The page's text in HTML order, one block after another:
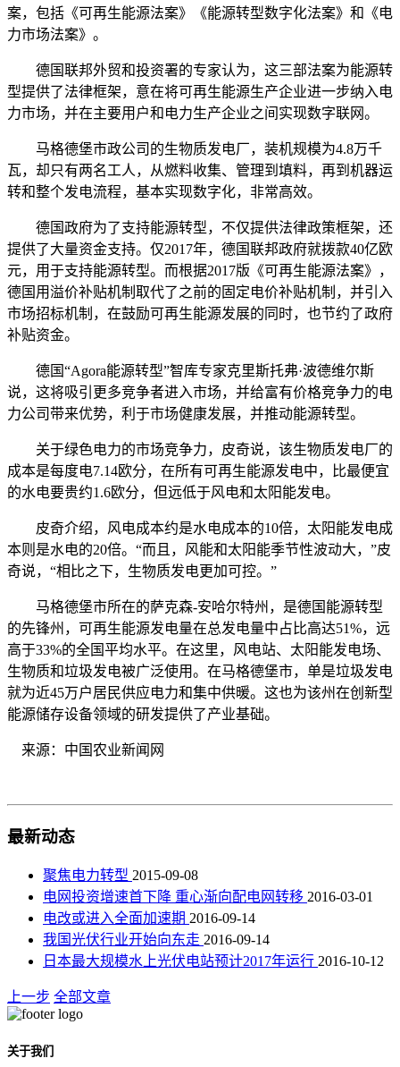
案，包括《可再生能源法案》《能源转型数字化法案》和《电
力市场法案》。
德国联邦外贸和投资署的专家认为，这三部法案为能源转
型提供了法律框架，意在将可再生能源生产企业进一步纳入电
力市场，并在主要用户和电力生产企业之间实现数字联网。
马格德堡市政公司的生物质发电厂，装机规模为4.8万千
瓦，却只有两名工人，从燃料收集、管理到填料，再到机器运
转和整个发电流程，基本实现数字化，非常高效。
德国政府为了支持能源转型，不仅提供法律政策框架，还
提供了大量资金支持。仅2017年，德国联邦政府就拨款40亿欧
元，用于支持能源转型。而根据2017版《可再生能源法案》，
德国用溢价补贴机制取代了之前的固定电价补贴机制，并引入
市场招标机制，在鼓励可再生能源发展的同时，也节约了政府
补贴资金。
德国“Agora能源转型”智库专家克里斯托弗·波德维尔斯
说，这将吸引更多竞争者进入市场，并给富有价格竞争力的电
力公司带来优势，利于市场健康发展，并推动能源转型。
关于绿色电力的市场竞争力，皮奇说，该生物质发电厂的
成本是每度电7.14欧分，在所有可再生能源发电中，比最便宜
的水电要贵约1.6欧分，但远低于风电和太阳能发电。
皮奇介绍，风电成本约是水电成本的10倍，太阳能发电成
本则是水电的20倍。“而且，风能和太阳能季节性波动大，”皮
奇说，“相比之下，生物质发电更加可控。”
马格德堡市所在的萨克森-安哈尔特州，是德国能源转型
的先锋州，可再生能源发电量在总发电量中占比高达51%，远
高于33%的全国平均水平。在这里，风电站、太阳能发电场、
生物质和垃圾发电被广泛使用。在马格德堡市，单是垃圾发电
就为近45万户居民供应电力和集中供暖。这也为该州在创新型
能源储存设备领域的研发提供了产业基础。
来源：中国农业新闻网
最新动态
聚焦电力转型 2015-09-08
电网投资增速首下降 重心渐向配电网转移 2016-03-01
电改或进入全面加速期 2016-09-14
我国光伏行业开始向东走 2016-09-14
日本最大规模水上光伏电站预计2017年运行 2016-10-12
上一步 全部文章
关于我们